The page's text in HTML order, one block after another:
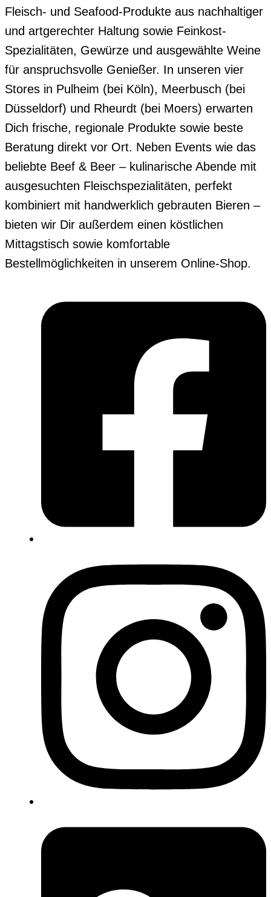
Fleisch- und Seafood-Produkte aus nachhaltiger
und artgerechter Haltung sowie Feinkost-
Spezialitäten, Gewürze und ausgewählte Weine
für anspruchsvolle Genießer. In unseren vier
Stores in Pulheim (bei Köln), Meerbusch (bei
Düsseldorf) und Rheurdt (bei Moers) erwarten
Dich frische, regionale Produkte sowie beste
Beratung direkt vor Ort. Neben Events wie das
beliebte Beef & Beer – kulinarische Abende mit
ausgesuchten Fleischspezialitäten, perfekt
kombiniert mit handwerklich gebrauten Bieren –
bieten wir Dir außerdem einen köstlichen
Mittagstisch sowie komfortable
Bestellmöglichkeiten in unserem Online-Shop.